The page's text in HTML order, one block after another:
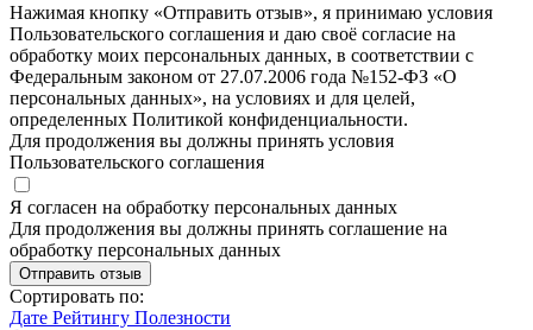
Нажимая кнопку «Отправить отзыв», я принимаю условия
Пользовательского соглашения и даю своё согласие на
обработку моих персональных данных, в соответствии с
Федеральным законом от 27.07.2006 года №152-ФЗ «О
персональных данных», на условиях и для целей,
определенных Политикой конфиденциальности.
Для продолжения вы должны принять условия
Пользовательского соглашения
Я согласен на обработку персональных данных
Для продолжения вы должны принять соглашение на
обработку персональных данных
Отправить отзыв
Сортировать по:
Дате Рейтингу Полезности